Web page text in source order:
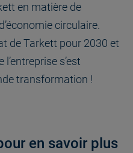
en matière de
circulaire.
de Tarkett pour 2030 et
s’est
transformation !
en savoir plus